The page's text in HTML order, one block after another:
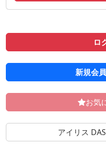
ロ
新規会
お気
アイリス